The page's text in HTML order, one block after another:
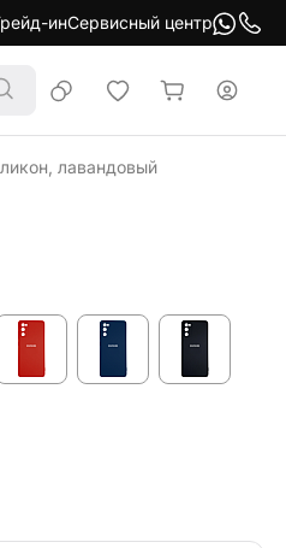
инСервисный центр
лавандовый